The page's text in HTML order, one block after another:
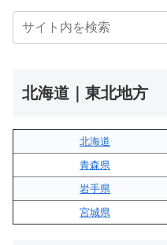
北海道｜東北地方
北海道
青森県
岩手県
宮城県